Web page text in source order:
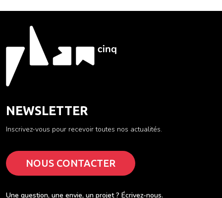
NEWSLETTER
Inscrivez-vous pour recevoir toutes nos actualités.
NOUS CONTACTER
Une question, une envie, un projet ? Écrivez-nous.